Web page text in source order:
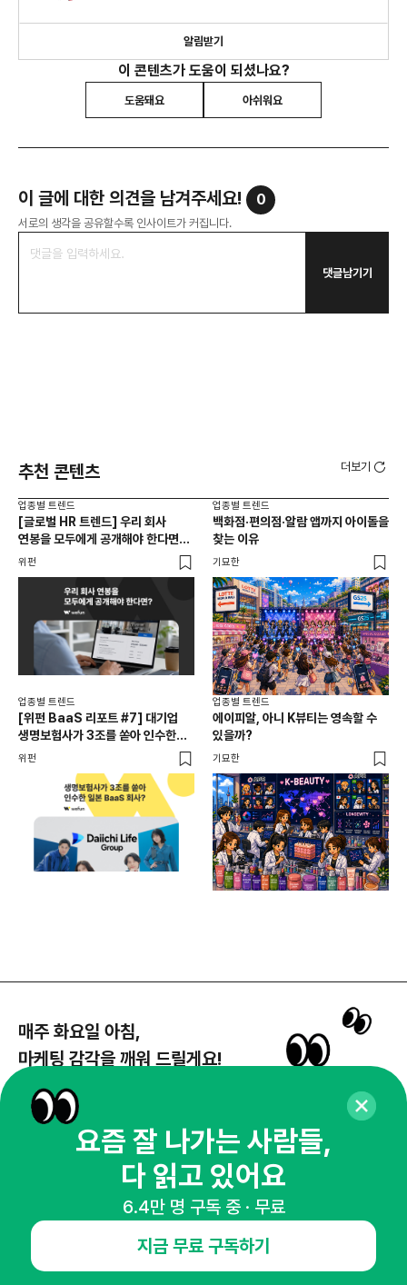
알림받기
이 콘텐츠가 도움이 되셨나요?
도움돼요 아쉬워요
이 글에 대한 의견을 남겨주세요! 0
서로의 생각을 공유할수록 인사이트가 커집니다.
댓글남기기
추천 콘텐츠 더보기
업종별 트렌드
[글로벌 HR 트렌드] 우리 회사
연봉을 모두에게 공개해야 한다면? |
급여 투명성 법, 해외 사례, 연봉
위펀
업종별 트렌드
백화점·편의점·알람 앱까지 아이돌을
찾는 이유
기묘한
업종별 트렌드
[위펀 BaaS 리포트 #7] 대기업
생명보험사가 3조를 쏟아 인수한
일본 BaaS 회사의 정체는?
위펀
업종별 트렌드
에이피알, 아니 K뷰티는 영속할 수
있을까?
기묘한
매주 화요일 아침,
마케팅 감각을 깨워 드릴게요!
뉴스레터 구독하기
오픈애즈란
요즘 잘 나가는 사람들,
다 읽고 있어요
6.4만 명 구독 중 · 무료
지금 무료 구독하기